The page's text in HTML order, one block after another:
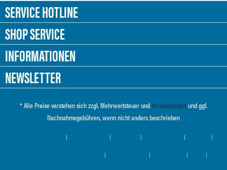
SERVICE HOTLINE
SHOP SERVICE
INFORMATIONEN
NEWSLETTER
* Alle Preise verstehen sich zzgl. Mehrwertsteuer undVersandkostenund ggf.
Nachnahmegebühren, wenn nicht anders beschrieben